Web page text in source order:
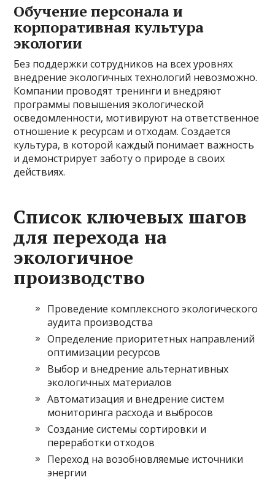
Обучение персонала и
корпоративная культура
экологии
Без поддержки сотрудников на всех уровнях
внедрение экологичных технологий невозможно.
Компании проводят тренинги и внедряют
программы повышения экологической
осведомленности, мотивируют на ответственное
отношение к ресурсам и отходам. Создается
культура, в которой каждый понимает важность
и демонстрирует заботу о природе в своих
действиях.
Список ключевых шагов
для перехода на
экологичное
производство
Проведение комплексного экологического
аудита производства
Определение приоритетных направлений
оптимизации ресурсов
Выбор и внедрение альтернативных
экологичных материалов
Автоматизация и внедрение систем
мониторинга расхода и выбросов
Создание системы сортировки и
переработки отходов
Переход на возобновляемые источники
энергии